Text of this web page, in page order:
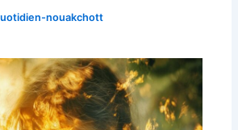
nouakchott